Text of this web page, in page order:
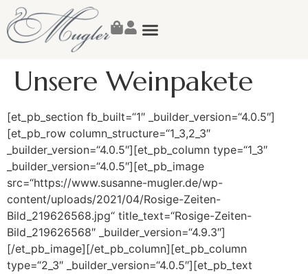
Unsere Weinpakete
[et_pb_section fb_built=“1″ _builder_version=“4.0.5″]
[et_pb_row column_structure=“1_3,2_3″
_builder_version=“4.0.5″][et_pb_column type=“1_3″
_builder_version=“4.0.5″][et_pb_image
src=“https://www.susanne-mugler.de/wp-
content/uploads/2021/04/Rosige-Zeiten-
Bild_219626568.jpg“ title_text=“Rosige-Zeiten-
Bild_219626568″ _builder_version=“4.9.3″]
[/et_pb_image][/et_pb_column][et_pb_column
type=“2_3″ _builder_version=“4.0.5″][et_pb_text